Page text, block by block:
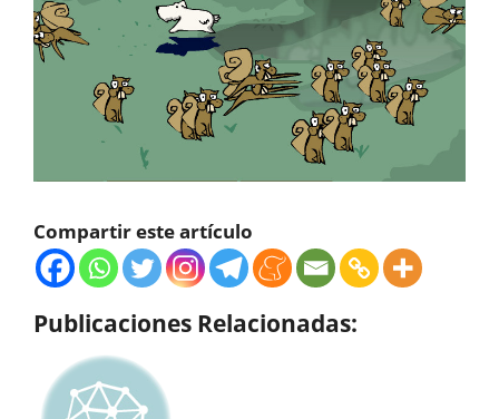
Compartir este artículo
Publicaciones Relacionadas: